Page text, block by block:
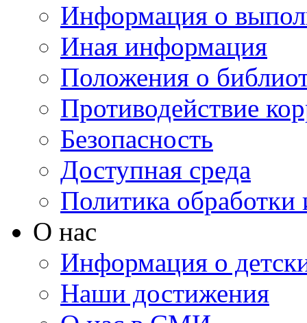
Информация о
Иная информация
Положения о
Противодействие
Безопасность
Доступная среда
Политика
О нас
Информация о
Наши достижения